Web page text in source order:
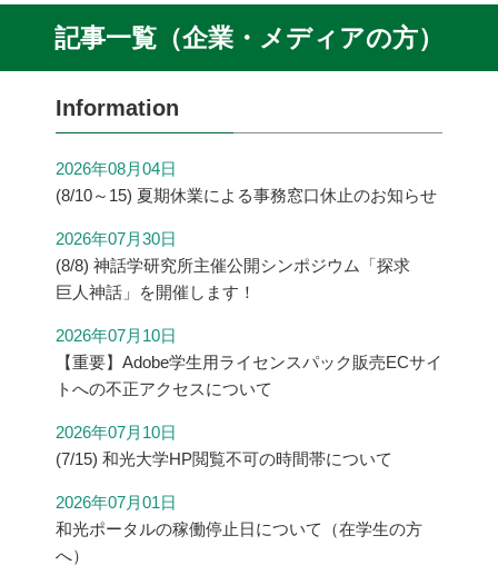
記事一覧（企業・メディアの方）
Information
2026年08月04日
(8/10～15) 夏期休業による事務窓口休止のお知らせ
2026年07月30日
(8/8) 神話学研究所主催公開シンポジウム「探求
巨人神話」を開催します！
2026年07月10日
【重要】Adobe学生用ライセンスパック販売ECサイ
トへの不正アクセスについて
2026年07月10日
(7/15) 和光大学HP閲覧不可の時間帯について
2026年07月01日
和光ポータルの稼働停止日について（在学生の方
へ）